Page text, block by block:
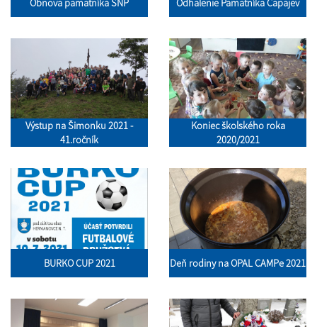
Obnova pamätníka SNP Odhalenie Pamätníka Čapajev
Výstup na Šimonku 2021 -
41.ročník
Koniec školského roka
2020/2021
BURKO CUP 2021 Deň rodiny na OPAL CAMPe 2021